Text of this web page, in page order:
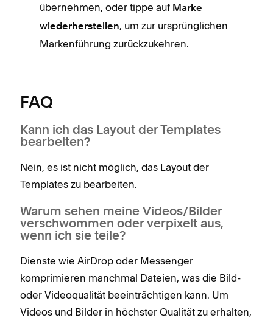
übernehmen, oder tippe auf Marke
wiederherstellen, um zur ursprünglichen
Markenführung zurückzukehren.
FAQ
Kann ich das Layout der Templates
bearbeiten?
Nein, es ist nicht möglich, das Layout der
Templates zu bearbeiten.
Warum sehen meine Videos/Bilder
verschwommen oder verpixelt aus,
wenn ich sie teile?
Dienste wie AirDrop oder Messenger
komprimieren manchmal Dateien, was die Bild-
oder Videoqualität beeinträchtigen kann. Um
Videos und Bilder in höchster Qualität zu erhalten,